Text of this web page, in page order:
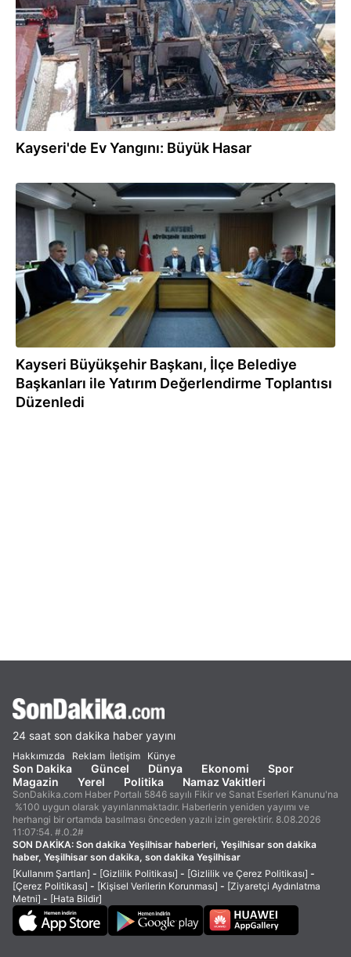
Kayseri'de Ev Yangını: Büyük Hasar
26.06.2025
Kayseri Büyükşehir Başkanı, İlçe Belediye
Başkanları ile Yatırım Değerlendirme Toplantısı
Düzenledi
24 saat son dakika haber yayını
Hakkımızda Reklam İletişim Künye
Son Dakika Güncel Dünya Ekonomi
Spor
Magazin
Yerel Politika Namaz Vakitleri
SonDakika.com Haber Portalı 5846 sayılı Fikir ve Sanat Eserleri Kanunu'na
%100 uygun olarak yayınlanmaktadır. Haberlerin yeniden yayımı ve
herhangi bir ortamda basılması önceden yazılı izin gerektirir. 8.08.2026
11:07:54. #.0.2#
SON DAKİKA: Son dakika Yeşilhisar haberleri, Yeşilhisar son dakika
haber, Yeşilhisar son dakika, son dakika Yeşilhisar
[Kullanım Şartları] - [Gizlilik Politikası] - [Gizlilik ve Çerez Politikası] -
[Çerez Politikası] - [Kişisel Verilerin Korunması] - [Ziyaretçi Aydınlatma
Metni] - [Hata Bildir]